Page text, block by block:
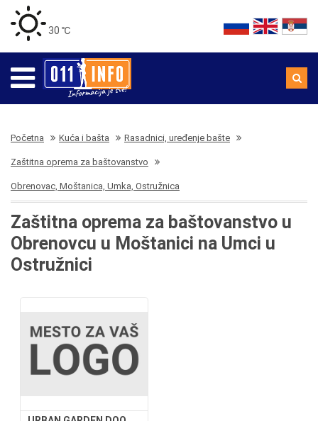
30 ℃
Početna Kuća i bašta Rasadnici, uređenje bašte
Zaštitna oprema za baštovanstvo
Obrenovac, Moštanica, Umka, Ostružnica
Zaštitna oprema za baštovanstvo u
Obrenovcu u Moštanici na Umci u
Ostružnici